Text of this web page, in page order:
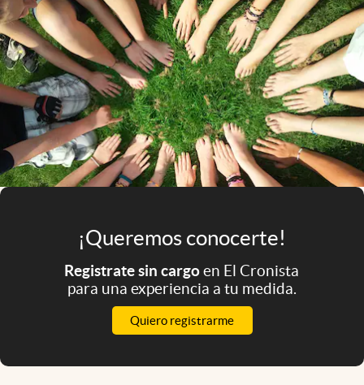
Clase
Clima
Mundial 2026
Eventos Corporativos
El Cronista Studio
Mediakit
¡Queremos conocerte!
Registrate sin cargoen El Cronista
para una experiencia a tu medida.
Quiero registrarme